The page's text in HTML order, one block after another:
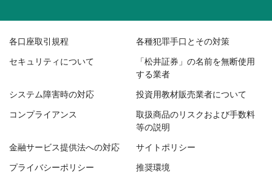
各口座取引規程 各種犯罪手口とその対策
セキュリティについて
「松井証券」の名前を無断使用
する業者
システム障害時の対応 投資用教材販売業者について
コンプライアンス
取扱商品のリスクおよび手数料
等の説明
金融サービス提供法への対応 サイトポリシー
プライバシーポリシー 推奨環境